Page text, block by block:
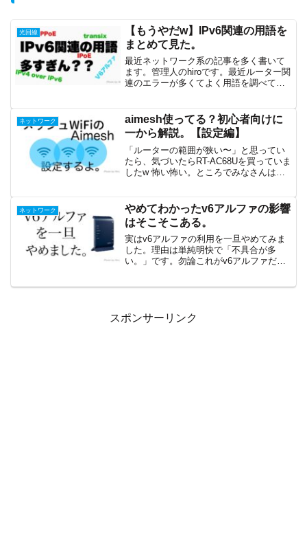
光回線
【もうやだw】IPv6関連の用語を
まとめて見た。
最近ネットワーク系の記事を多く書いて
ます。管理人のhiroです。最近ルーター関
連のエラーが多くてよく用語を調べてい
transixetc...と多くなっ...
ネットワーク
aimesh使ってる？初心者向けに
一から解説。【設定編】
「ルーターの範囲が狭い〜」と思ってい
たら、気づいたらRT-AC68Uを買っていま
したw 怖い怖い。ところでみなさんはメ
が一番いい説明だと思います。Asusの対
応ル...
ネットワーク
やめてわかったv6アルファの影響
はそこそこある。
実はv6アルファの利用を一旦やめてみま
した。理由は単純明快で「不具合が多
い。」です。勿論これがv6アルファだけ
スポンサーリンク